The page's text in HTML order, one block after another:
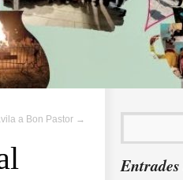
a Bon Pastor →